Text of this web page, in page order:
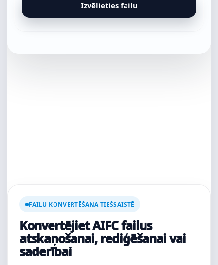
Izvēlieties failu
FAILU KONVERTĒŠANA TIEŠSAISTĒ
Konvertējiet AIFC failus
atskaņošanai, rediģēšanai vai
saderībai